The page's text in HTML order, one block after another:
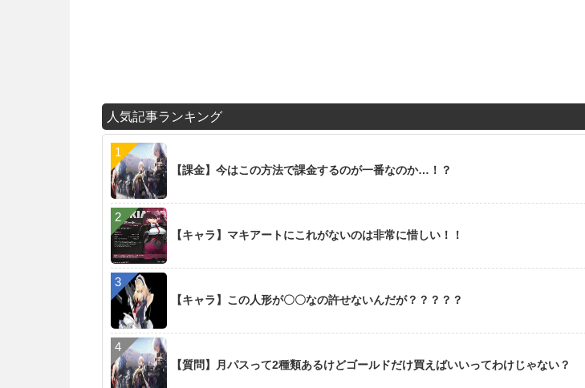
人気記事ランキング
【課金】今はこの方法で課金するのが一番なのか…！？
【キャラ】マキアートにこれがないのは非常に惜しい！！
【キャラ】この人形が〇〇なの許せないんだが？？？？？
【質問】月パスって2種類あるけどゴールドだけ買えばいいってわけじゃない？